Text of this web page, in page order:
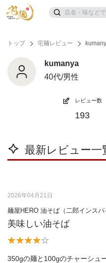
トップ 宅麺レビュー
kumanya
40代/男性
レビュー数
193
最新レビュー一
2026年04月21日
麺屋HERO 油そば（二郎インスパ
美味しい油そば
350gの麺と100gのチャーシュ